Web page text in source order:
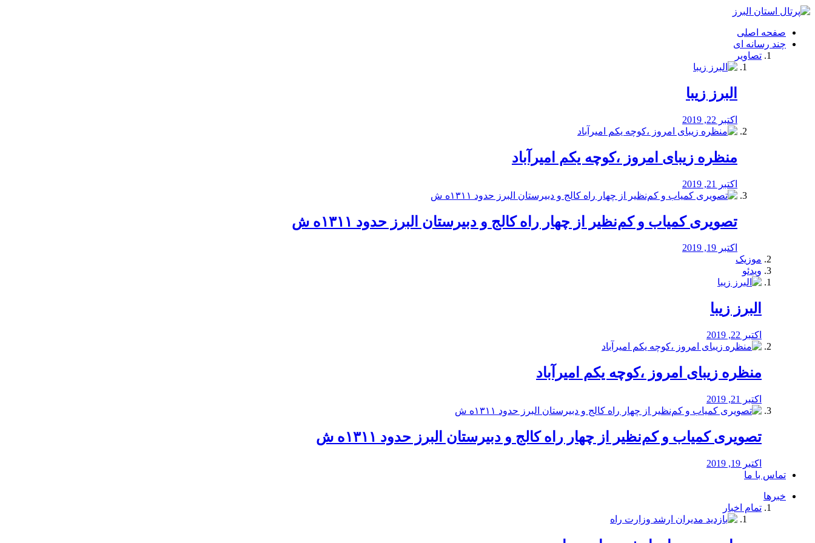
فصد
شرق
تهران
خشکشویی
صفحه اصلی
چند رسانه ای
تصاویر
البرز زیبا
اکتبر 22, 2019
منظره‌‌ زیبای امروز ،کوچه یکم امیرآباد
اکتبر 21, 2019
️تصویری کمیاب و کم‌نظیر از چهار راه كالج و دبيرستان البرز حدود ۱۳۱۱ه ش
اکتبر 19, 2019
موزیک
ویدئو
البرز زیبا
اکتبر 22, 2019
منظره‌‌ زیبای امروز ،کوچه یکم امیرآباد
اکتبر 21, 2019
️تصویری کمیاب و کم‌نظیر از چهار راه كالج و دبيرستان البرز حدود ۱۳۱۱ه ش
اکتبر 19, 2019
تماس با ما
خبرها
تمام اخبار